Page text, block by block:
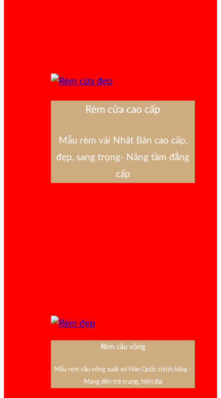
Rèm cửa cao cấp
Mẫu rèm vải Nhật Bản cao cấp,
đẹp, sang trọng- Nâng tầm đẳng
cấp
Rèm cầu vồng
Mẫu rèm cầu vồng xuất xứ Hàn Quốc chính hãng -
Mang đến trẻ trung, hiện đại